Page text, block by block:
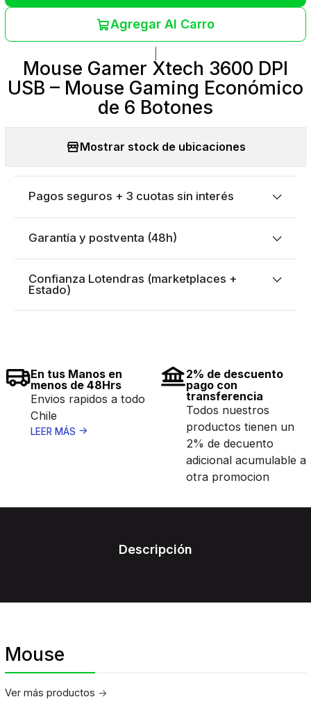
Agregar Al Carro
Mouse Gamer Xtech 3600 DPI
USB – Mouse Gaming Económico
de 6 Botones
Mostrar stock de ubicaciones
Pagos seguros + 3 cuotas sin interés
Garantía y postventa (48h)
Confianza Lotendras (marketplaces +
Estado)
En tus Manos en
menos de 48Hrs
Envios rapidos a todo
Chile
LEER MÁS
2% de descuento
pago con
transferencia
Todos nuestros
productos tienen un
2% de decuento
adicional acumulable a
otra promocion
Descripción
Mouse
Ver más productos